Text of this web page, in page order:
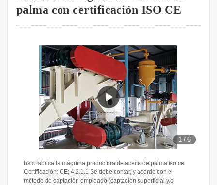
palma con certificación ISO CE
1 /6
hsm fabrica la máquina productora de aceite de palma iso ce.
Certificación: CE; 4.2.1.1 Se debe contar, y acorde con el
método de captación empleado (captación superficial y/o